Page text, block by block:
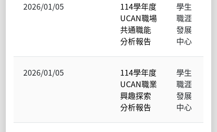
2026/01/05
114學年度
UCAN職場
共通職能
分析報告
學生
職涯
發展
中心
2026/01/05
114學年度
UCAN職業
興趣探索
分析報告
學生
職涯
發展
中心